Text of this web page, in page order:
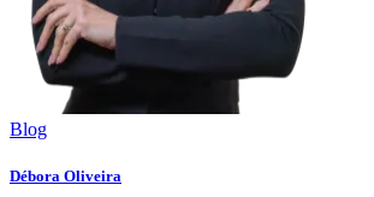
Blog
Débora Oliveira